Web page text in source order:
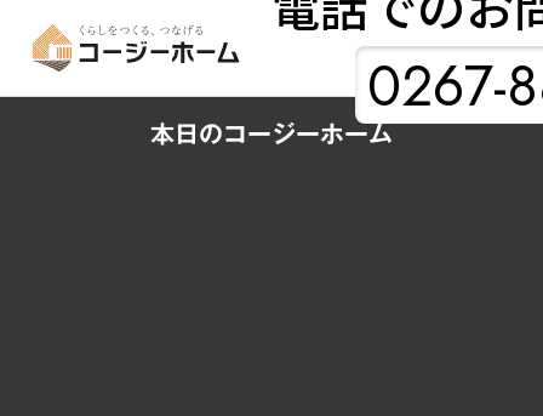
0267-
本日のコージーホーム